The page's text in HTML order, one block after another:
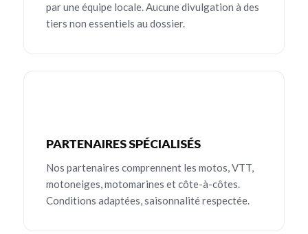
par une équipe locale. Aucune divulgation à des
tiers non essentiels au dossier.
PARTENAIRES SPÉCIALISÉS
Nos partenaires comprennent les motos, VTT,
motoneiges, motomarines et côte-à-côtes.
Conditions adaptées, saisonnalité respectée.